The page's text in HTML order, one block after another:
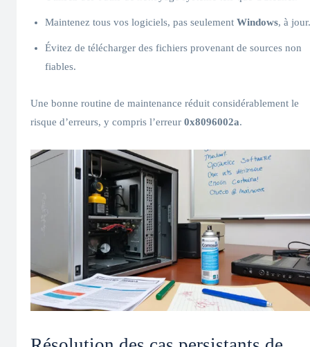
Maintenez tous vos logiciels, pas seulement Windows, à jour.
Évitez de télécharger des fichiers provenant de sources non
fiables.
Une bonne routine de maintenance réduit considérablement le
risque d’erreurs, y compris l’erreur 0x8096002a.